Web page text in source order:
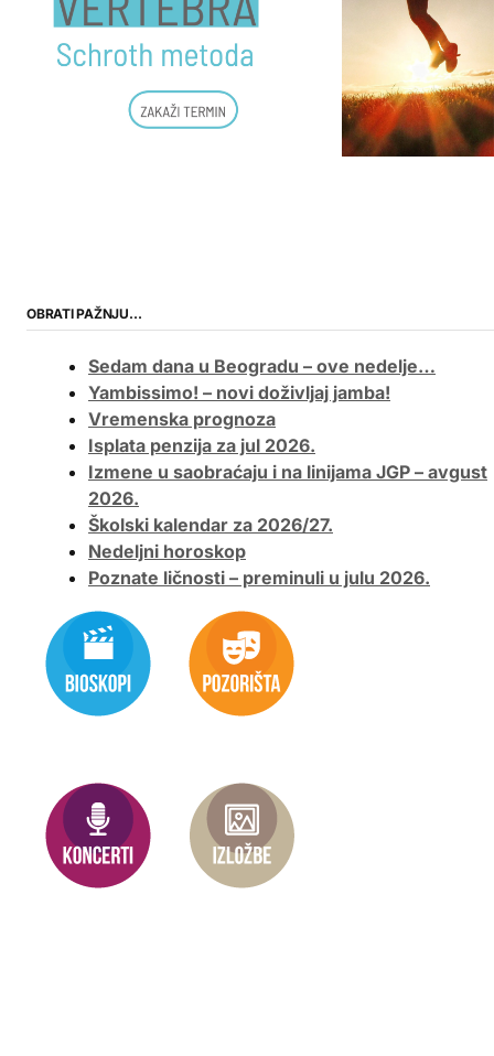
OBRATI PAŽNJU…
Sedam dana u Beogradu – ove nedelje…
Yambissimo! – novi doživljaj jamba!
Vremenska prognoza
Isplata penzija za jul 2026.
Izmene u saobraćaju i na linijama JGP – avgust
2026.
Školski kalendar za 2026/27.
Nedeljni horoskop
Poznate ličnosti – preminuli u julu 2026.